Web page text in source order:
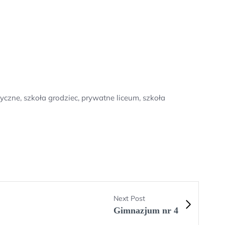
szkoła grodziec, prywatne liceum, szkoła
Next Post
Gimnazjum nr 4